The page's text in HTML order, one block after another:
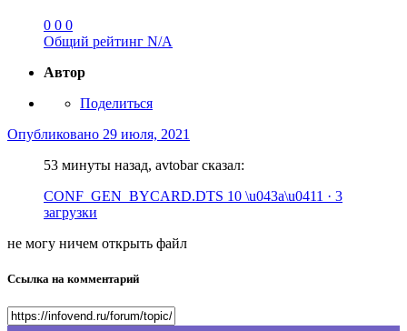
0 0 0
Общий рейтинг N/A
Автор
Поделиться
Опубликовано 29 июля, 2021
53 минуты назад, avtobar сказал:
CONF_GEN_BYCARD.DTS 10 \u043a\u0411 · 3
загрузки
не могу ничем открыть файл
Ссылка на комментарий